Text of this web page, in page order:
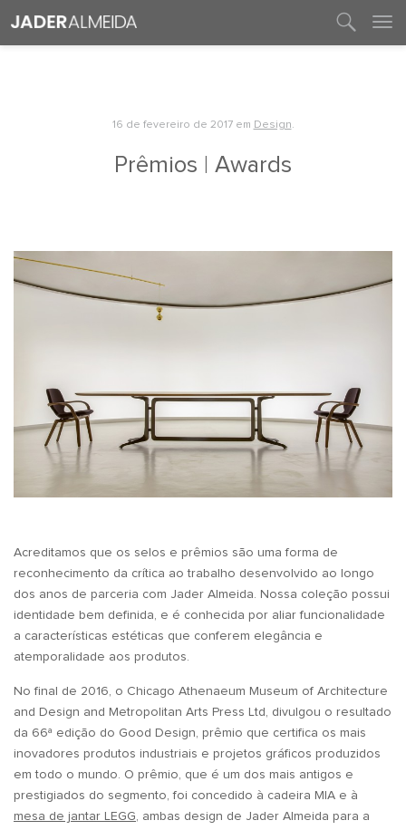
16 de fevereiro de 2017 em Design.
Prêmios | Awards
Acreditamos que os selos e prêmios são uma forma de
reconhecimento da crítica ao trabalho desenvolvido ao longo
dos anos de parceria com Jader Almeida. Nossa coleção possui
identidade bem definida, e é conhecida por aliar funcionalidade
a características estéticas que conferem elegância e
atemporalidade aos produtos.
No final de 2016, o Chicago Athenaeum Museum of Architecture
and Design and Metropolitan Arts Press Ltd, divulgou o resultado
da 66ª edição do Good Design, prêmio que certifica os mais
inovadores produtos industriais e projetos gráficos produzidos
em todo o mundo. O prêmio, que é um dos mais antigos e
prestigiados do segmento, foi concedido à cadeira MIA e à
mesa de jantar LEGG, ambas design de Jader Almeida para a